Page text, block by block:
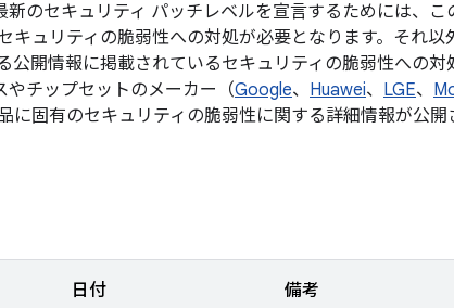
新のセキュリティ パッチレベルを宣言するためには、
キュリティの脆弱性への対処が必要となります。それ
公開情報に掲載されているセキュリティの脆弱性への
やチップセットのメーカー（Google、 Huawei、 LGE、
に固有のセキュリティの脆弱性に関する詳細情報が公開
日付 備考